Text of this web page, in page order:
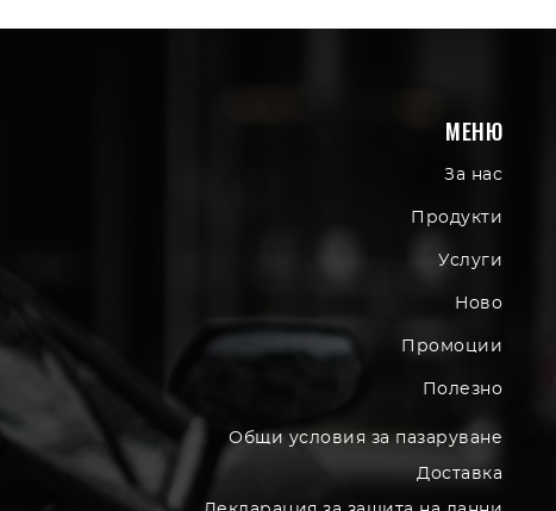
МЕНЮ
За нас
Продукти
Услуги
Ново
Промоции
Полезно
Общи условия за пазаруване
Доставка